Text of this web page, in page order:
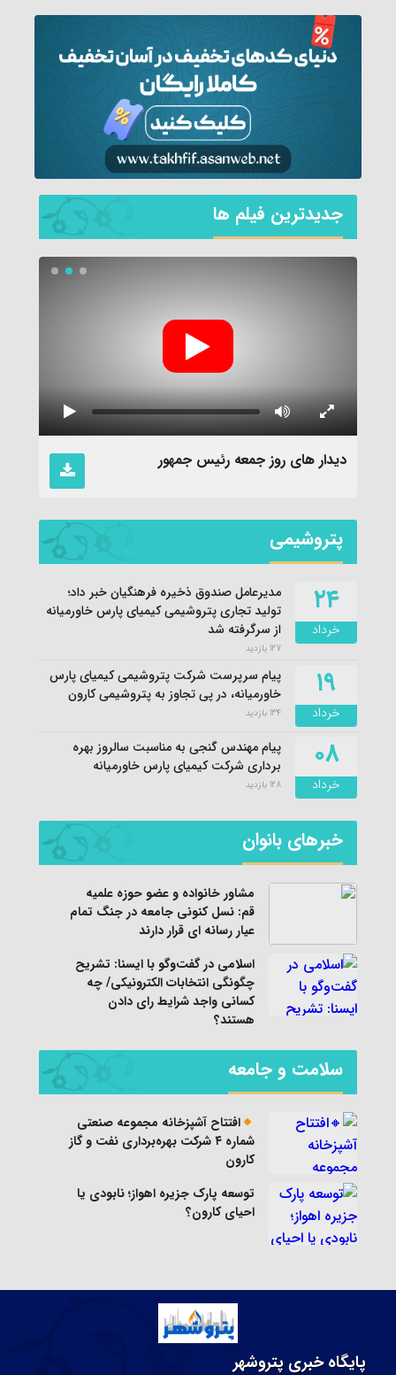
جديدترين فیلم ها
دیدار های روز جمعه رئیس جمهور
پتروشیمی
۲۴
خرداد
مدیرعامل صندوق ذخیره فرهنگیان خبر داد؛
تولید تجاری پتروشیمی کیمیای پارس خاورمیانه
از سرگرفته شد
127 بازدید
۱۹
خرداد
پیام سرپرست شرکت پتروشیمی کیمیای پارس
خاورمیانه، در پی تجاوز به پتروشیمی کارون
134 بازدید
۰۸
خرداد
پیام مهندس گنجی به مناسبت سالروز بهره
برداری شرکت کیمیای پارس خاورمیانه
128 بازدید
خبرهای بانوان
مشاور خانواده و عضو حوزه علمیه
قم: نسل کنونی جامعه در جنگ تمام
عیار رسانه ای قرار دارند
اسلامی در گفت‌وگو با ایسنا: تشریح
چگونگی انتخابات الکترونیکی/ چه
کسانی واجد شرایط رای دادن
هستند؟
سلامت و جامعه
افتتاح آشپزخانه مجموعه صنعتی
شماره ۴ شرکت بهره‌برداری نفت و گاز
کارون
توسعه پارک جزیره اهواز؛ نابودی یا
احیای کارون؟
پایگاه خبری پتروشهر